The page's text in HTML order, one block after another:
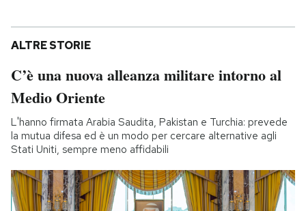
ALTRE STORIE
C’è una nuova alleanza militare intorno al
Medio Oriente
L'hanno firmata Arabia Saudita, Pakistan e Turchia: prevede
la mutua difesa ed è un modo per cercare alternative agli
Stati Uniti, sempre meno affidabili